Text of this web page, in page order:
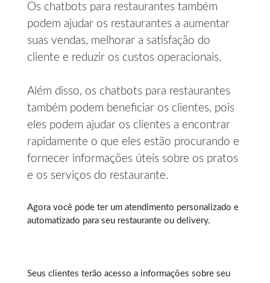
Os chatbots para restaurantes também
podem ajudar os restaurantes a aumentar
suas vendas, melhorar a satisfação do
cliente e reduzir os custos operacionais.
Além disso, os chatbots para restaurantes
também podem beneficiar os clientes, pois
eles podem ajudar os clientes a encontrar
rapidamente o que eles estão procurando e
fornecer informações úteis sobre os pratos
e os serviços do restaurante.
Agora você pode ter um atendimento personalizado e
automatizado para seu restaurante ou delivery.
Seus clientes terão acesso a informações sobre seu